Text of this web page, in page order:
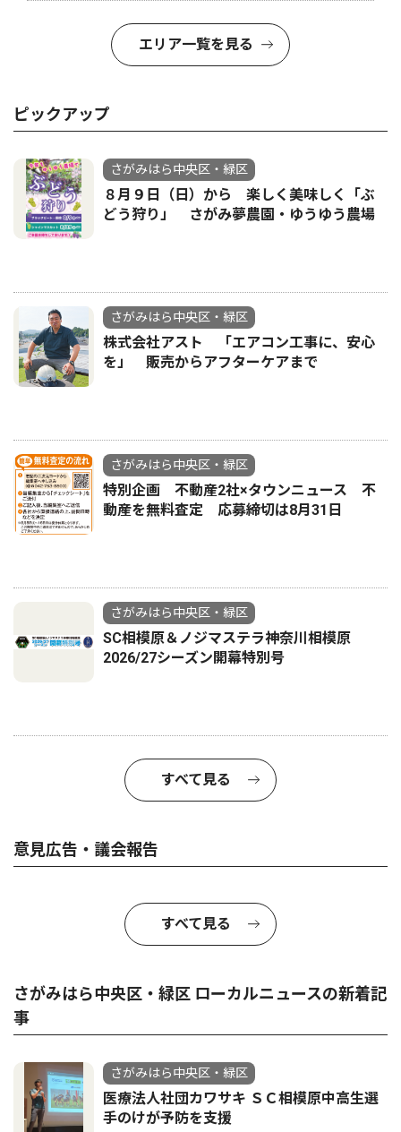
エリア一覧を見る
ピックアップ
さがみはら中央区・緑区
８月９日（日）から 楽しく美味しく「ぶ
どう狩り」 さがみ夢農園・ゆうゆう農場
さがみはら中央区・緑区
株式会社アスト 「エアコン工事に、安心
を」 販売からアフターケアまで
さがみはら中央区・緑区
特別企画 不動産2社×タウンニュース 不
動産を無料査定 応募締切は8月31日
さがみはら中央区・緑区
SC相模原＆ノジマステラ神奈川相模原
2026/27シーズン開幕特別号
すべて見る
意見広告・議会報告
すべて見る
さがみはら中央区・緑区 ローカルニュースの新着記
事
さがみはら中央区・緑区
医療法人社団カワサキ ＳＣ相模原中高生選
手のけが予防を支援